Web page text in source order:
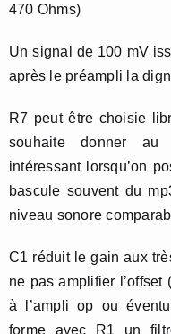
470 Ohms)
Un signal de 100 mV
après le préampli la
R7 peut être choisie
souhaite donner au
intéressant lorsqu’on
bascule souvent du
niveau sonore
C1 réduit le gain aux
ne pas amplifier
à l’ampli op ou
forme avec R1 un